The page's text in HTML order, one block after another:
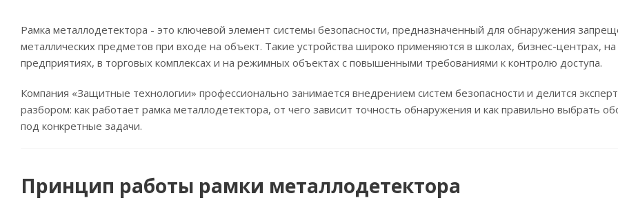
Рамка металлодетектора - это ключевой элемент системы безопасности, предназначенный для обнаружения
металлических предметов при входе на объект. Такие устройства широко применяются в школах, бизнес-центрах, на
предприятиях, в торговых комплексах и на режимных объектах с повышенными требованиями к контролю доступа.
Компания «Защитные технологии» профессионально занимается внедрением систем безопасности и делится
разбором: как работает рамка металлодетектора, от чего зависит точность обнаружения и как правильно выбрать
под конкретные задачи.
Принцип работы рамки металлодетектора